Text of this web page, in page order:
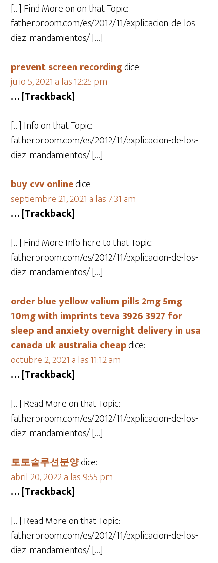
[…] Find More on on that Topic:
fatherbroom.com/es/2012/11/explicacion-de-los-
diez-mandamientos/ […]
prevent screen recordingdice:
julio 5, 2021 a las 12:25 pm
… [Trackback]
[…] Info on that Topic:
fatherbroom.com/es/2012/11/explicacion-de-los-
diez-mandamientos/ […]
buy cvv onlinedice:
septiembre 21, 2021 a las 7:31 am
… [Trackback]
[…] Find More Info here to that Topic:
fatherbroom.com/es/2012/11/explicacion-de-los-
diez-mandamientos/ […]
order blue yellow valium pills 2mg 5mg
10mg with imprints teva 3926 3927 for
sleep and anxiety overnight delivery in usa
canada uk australia cheapdice:
octubre 2, 2021 a las 11:12 am
… [Trackback]
[…] Read More on that Topic:
fatherbroom.com/es/2012/11/explicacion-de-los-
diez-mandamientos/ […]
토토솔루션분양dice:
abril 20, 2022 a las 9:55 pm
… [Trackback]
[…] Read More on that Topic:
fatherbroom.com/es/2012/11/explicacion-de-los-
diez-mandamientos/ […]